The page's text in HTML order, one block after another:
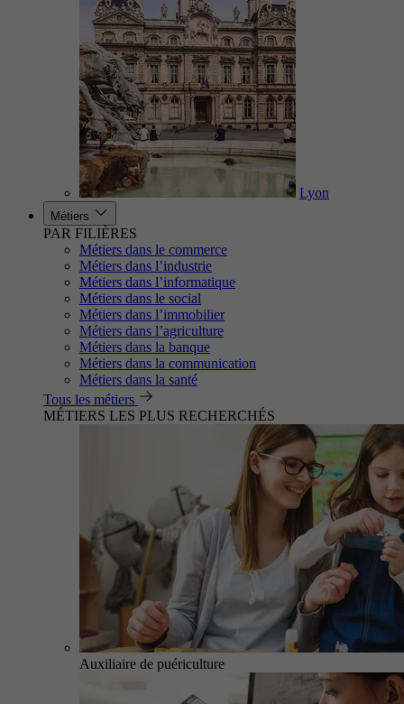
Lyon
Métiers
PAR FILIÈRES
Métiers dans le commerce
Métiers dans l’industrie
Métiers dans l’informatique
Métiers dans le social
Métiers dans l’immobilier
Métiers dans l’agriculture
Métiers dans la banque
Métiers dans la communication
Métiers dans la santé
Tous les métiers
MÉTIERS LES PLUS RECHERCHÉS
Auxiliaire de puériculture